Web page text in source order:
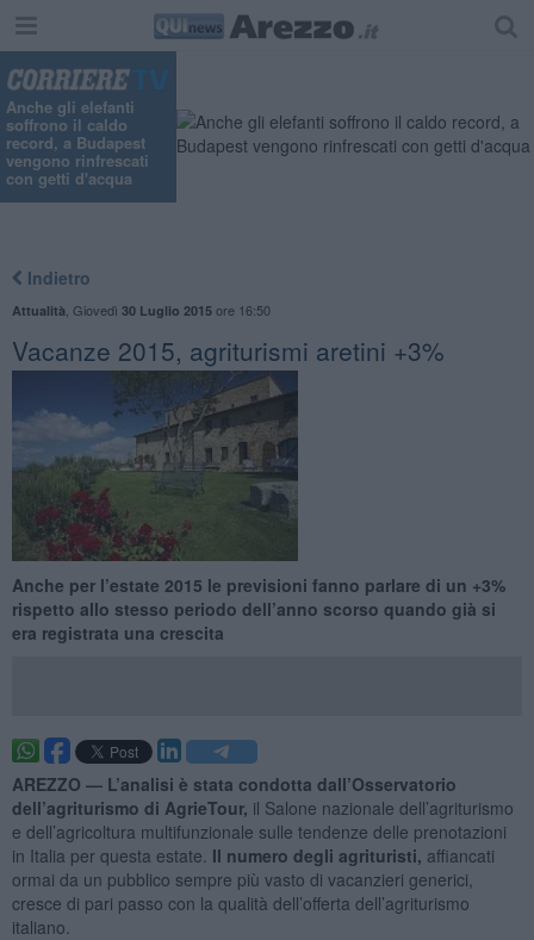
Anche gli elefanti
soffrono il caldo
record, a Budapest
vengono rinfrescati
con getti d'acqua
Indietro
Attualità Giovedì 30 Luglio 2015ore 16:50
Vacanze 2015, agriturismi aretini +3%
Anche per l’estate 2015 le previsioni fanno parlare di un +3%
rispetto allo stesso periodo dell’anno scorso quando già si
era registrata una crescita
AREZZO — L’analisi è stata condotta dall’Osservatorio
dell’agriturismo di AgrieTour, il Salone nazionale dell’agriturismo
e dell’agricoltura multifunzionale sulle tendenze delle prenotazioni
in Italia per questa estate. Il numero degli agrituristi, affiancati
ormai da un pubblico sempre più vasto di vacanzieri generici,
cresce di pari passo con la qualità dell’offerta dell’agriturismo
italiano.